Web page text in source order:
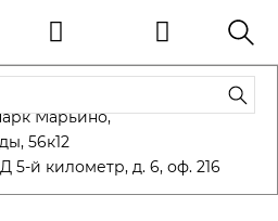
600-10-15
Петергоф,
Марьино,
56к12
5-й километр, д. 6, оф. 216
ЗВОНОК